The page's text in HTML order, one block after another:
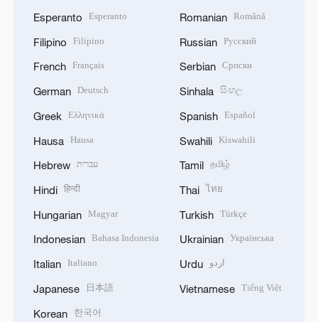
Esperanto Esperanto
Filipino Filipino
French Français
German Deutsch
Greek Ελληνικά
Hausa Hausa
Hebrew עברית
Hindi हिन्दी
Hungarian Magyar
Indonesian Bahasa Indonesia
Italian Italiano
Japanese 日本語
Korean 한국어
Romanian Română
Russian Русский
Serbian Српски
Sinhala සිංහල
Spanish Español
Swahili Kiswahili
Tamil தமிழ்
Thai ไทย
Turkish Türkçe
Ukrainian Українська
Urdu اردو
Vietnamese Tiếng Việt